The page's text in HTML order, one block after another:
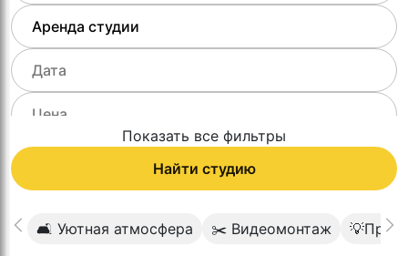
Показать все фильтры
Найти студию
🛋 Уютная атмосфера ✂️ Видеомонтаж